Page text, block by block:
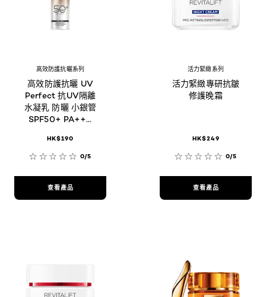
高效防護抗曬系列
高效防護抗曬 UV
Perfect 抗UV隔離
水凝乳 防曬 小銀管
SPF50+ PA+++
HK$190
0/5
查看產品
活力緊緻系列
活力緊緻專研抗皺
修護晚霜
HK$249
0/5
查看產品